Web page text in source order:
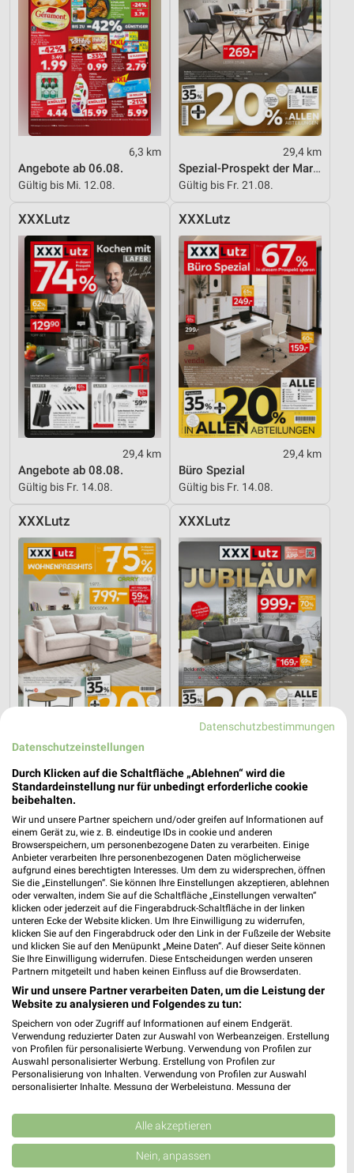
6,3 km
Angebote ab 06.08.
Gültig bis Mi. 12.08.
29,4 km
Spezial-Prospekt der Marken
Gültig bis Fr. 21.08.
XXXLutz
29,4 km
Angebote ab 08.08.
Gültig bis Fr. 14.08.
XXXLutz
29,4 km
Büro Spezial
Gültig bis Fr. 14.08.
XXXLutz
29,4 km
Wohnenpreishits
Gültig bis Fr. 14.08.
XXXLutz
Angebote ab 08.08.
Gültig bis Fr. 14.08.
XXXLutz
29,4 km
Küchen Preishits!
Gültig bis Fr. 21.08.
XXXLutz
Gültig bis Fr. 14.08.
XXXLutz
Datenschutzbestimmungen
Datenschutzeinstellungen
Durch Klicken auf die Schaltfläche „Ablehnen“ wird die
Standardeinstellung nur für unbedingt erforderliche cookie
beibehalten.
Wir und unsere Partner speichern und/oder greifen auf Informationen auf
einem Gerät zu, wie z. B. eindeutige IDs in cookie und anderen
Browserspeichern, um personenbezogene Daten zu verarbeiten. Einige
Anbieter verarbeiten Ihre personenbezogenen Daten möglicherweise
aufgrund eines berechtigten Interesses. Um dem zu widersprechen, öffnen
Sie die „Einstellungen“. Sie können Ihre Einstellungen akzeptieren, ablehnen
oder verwalten, indem Sie auf die Schaltfläche „Einstellungen verwalten“
klicken oder jederzeit auf die Fingerabdruck-Schaltfläche in der linken
unteren Ecke der Website klicken. Um Ihre Einwilligung zu widerrufen,
klicken Sie auf den Fingerabdruck oder den Link in der Fußzeile der Website
und klicken Sie auf den Menüpunkt „Meine Daten“. Auf dieser Seite können
Sie Ihre Einwilligung widerrufen. Diese Entscheidungen werden unseren
Partnern mitgeteilt und haben keinen Einfluss auf die Browserdaten.
Wir und unsere Partner verarbeiten Daten, um die Leistung der
Website zu analysieren und Folgendes zu tun:
Speichern von oder Zugriff auf Informationen auf einem Endgerät.
Verwendung reduzierter Daten zur Auswahl von Werbeanzeigen. Erstellung
von Profilen für personalisierte Werbung. Verwendung von Profilen zur
Auswahl personalisierter Werbung. Erstellung von Profilen zur
Personalisierung von Inhalten. Verwendung von Profilen zur Auswahl
personalisierter Inhalte. Messung der Werbeleistung. Messung der
Kombinationen von Daten aus verschiedenen Quellen. Entwicklung und
Verbesserung der Angebote. Verwendung reduzierter Daten zur Auswahl
von Inhalten.
Daten können außerhalb der Europäischen Union weitergegeben und in die
Alle akzeptieren
Nein, anpassen